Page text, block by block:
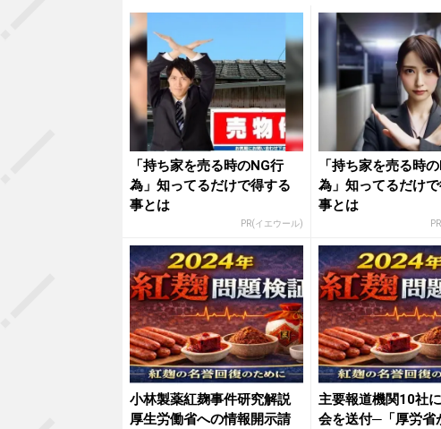
「持ち家を売る時のNG行
為」知ってるだけで得する
事とは
PR(イエウール)
「持ち家を売る時
為」知ってるだけ
事とは
小林製薬紅麹事件研究解説
厚生労働省への情報開示請
主要報道機関10社
会を送付─「厚労省